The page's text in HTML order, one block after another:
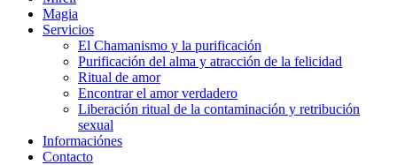
Magia
Servicios
El Chamanismo y la purificación
Purificación del alma y atracción de la felicidad
Ritual de amor
Encontrar el amor verdadero
Liberación ritual de la contaminación y retribución
sexual
Informaciónes
Contacto